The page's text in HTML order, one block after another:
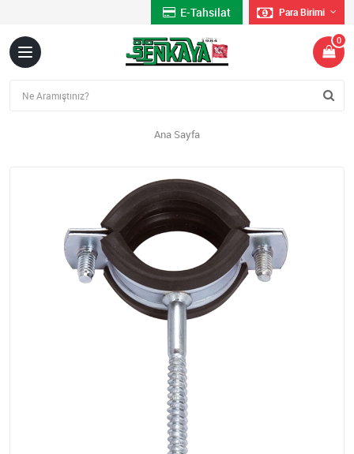
E-Tahsilat Para Birimi
0
Ana Sayfa